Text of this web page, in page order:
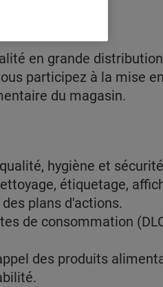
en grande
participez à la mise
du magasin.
hygiène et
étiquetage,
plans d'actions.
de consommation
des produits